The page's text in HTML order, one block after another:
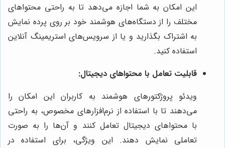
این امکان به شما اجازه می‌دهد تا به راحتی محتواهای
مختلف را از دستگاه‌های هوشمند خود بر روی پرده نمایش
به اشتراک بگذارید و یا از سرویس‌های استریمینگ آنلاین
استفاده کنید.
قابلیت تعامل با محتواهای دیجیتال:
ویدئو پروژکتورهای هوشمند به کاربران این امکان را
می‌دهند تا با استفاده از نرم‌افزارهای مخصوص، به راحتی
با محتواهای دیجیتال تعامل کنند و آن‌ها را به صورت
تعاملی نمایش دهند. این ویژگی، برای استفاده در